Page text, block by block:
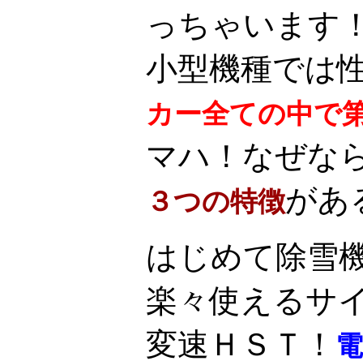
っちゃいます
小型機種では
カー全ての中で
マハ！なぜな
３つの特徴があ
はじめて除雪
楽々使えるサ
変速ＨＳＴ！